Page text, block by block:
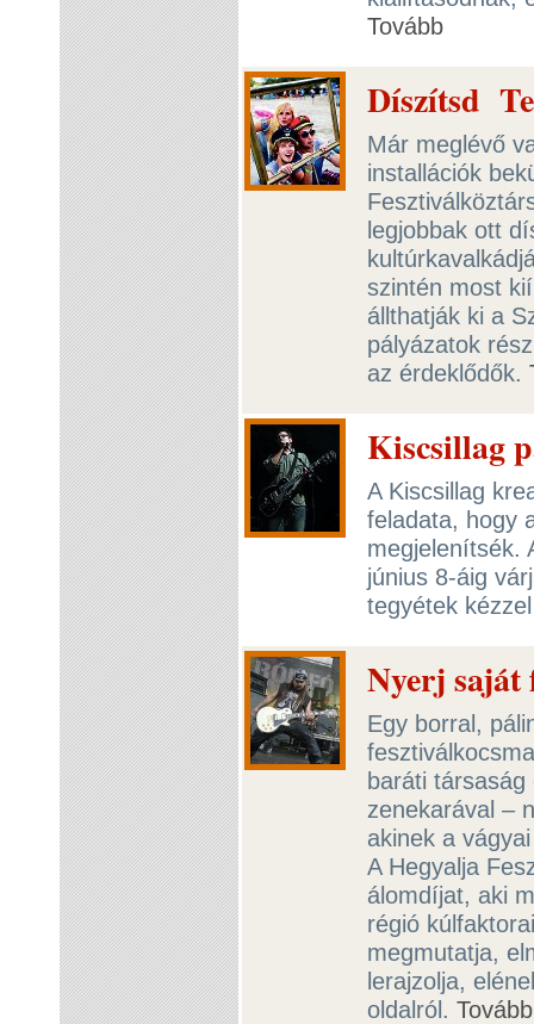
Tovább
Díszítsd
Már meglévő
installációk
legjobbak ott
szintén most
állthatják ki a
pályázatok
az érdeklődők.
Kiscsillag
A Kiscsillag
feladata, hogy
megjelenítsék.
június 8-áig
tegyétek
Nyerj saját
Egy borral,
baráti
zenekarával –
akinek a
A Hegyalja
álomdíjat, aki
régió
megmutatja,
lerajzolja,
oldalról. Tovább